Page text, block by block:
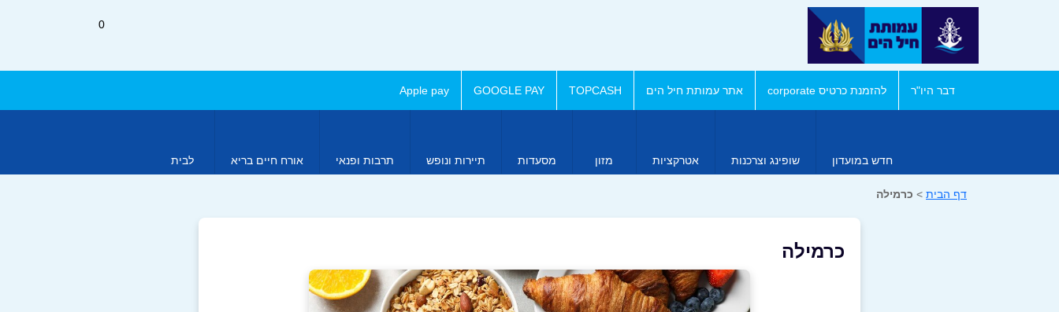
0
דבר היו"ר להזמנת כרטיס corporate אתר עמותת חיל הים TOPCASH
GOOGLE PAY
Apple pay
חדש במועדון שופינג וצרכנות אטרקציות מזון מסעדות תיירות ונופש תרבות ופנאי אורח חיים בריא לבית
דף הבית > כרמילה
כרמילה